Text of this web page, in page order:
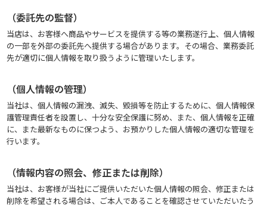
（委託先の監督）
当店は、お客様へ商品やサービスを提供する等の業務遂行上、個人情報
の一部を外部の委託先へ提供する場合があります。その場合、業務委託
先が適切に個人情報を取り扱うように管理いたします。
（個人情報の管理）
当社は、個人情報の漏洩、滅失、毀損等を防止するために、個人情報保
護管理責任者を設置し、十分な安全保護に努め、また、個人情報を正確
に、また最新なものに保つよう、お預かりした個人情報の適切な管理を
行います。
（情報内容の照会、修正または削除）
当社は、お客様が当社にご提供いただいた個人情報の照会、修正または
削除を希望される場合は、ご本人であることを確認させていただいたう